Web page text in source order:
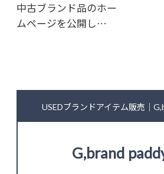
中古ブランド品のホー
ムページを公開し…
USEDブランドアイテム販売｜
G,brand